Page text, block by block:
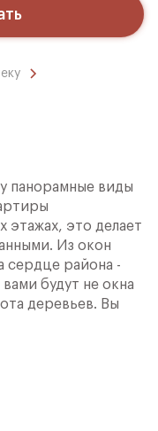
панорамные виды
этажах, это делает
Из окон
сердце района -
будут не окна
деревьев. Вы
этаже.
вам не только
не задаваясь